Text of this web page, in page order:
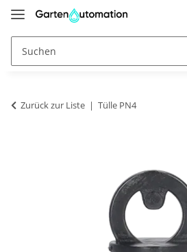
Zurück zur Liste Tülle PN4